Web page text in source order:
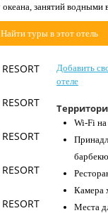
занятий водными
Найти туры в этот отель
Добавить
отеле
Wi-Fi
барбекю
Камера
Места